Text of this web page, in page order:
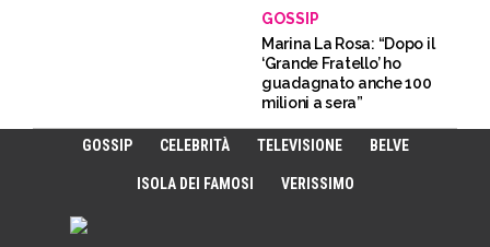
GOSSIP
Marina La Rosa: “Dopo il
‘Grande Fratello’ ho
guadagnato anche 100
milioni a sera”
GOSSIP CELEBRITÀ TELEVISIONE BELVE
ISOLA DEI FAMOSI VERISSIMO